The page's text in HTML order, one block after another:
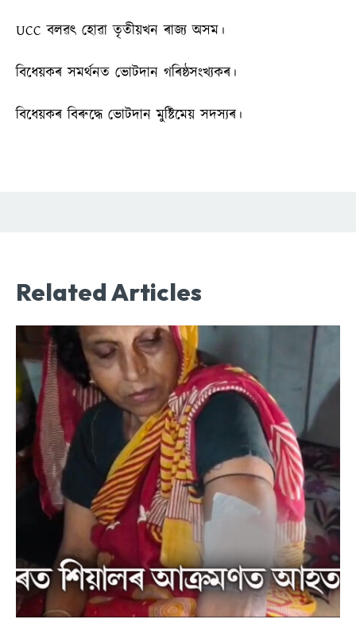
UCC বলৱৎ হোৱা তৃতীয়খন ৰাজ্য অসম।
বিধেয়কৰ সমৰ্থনত ভোটদান গৰিষ্ঠসংখ্যকৰ।
বিধেয়কৰ বিৰুদ্ধে ভোটদান মুষ্টিমেয় সদস্যৰ।
Related Articles